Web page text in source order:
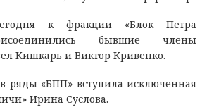
к фракции «Блок Петра
бывшие члены
Кишкарь и Виктор Кривенко.
ряды «БПП» вступила исключенная
Ирина Суслова.